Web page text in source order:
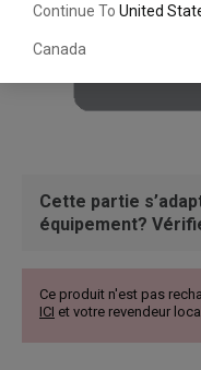
Continue To United
Canada
Cette partie
équipement?
Ce produit n'est pas
ICI et votre revendeur